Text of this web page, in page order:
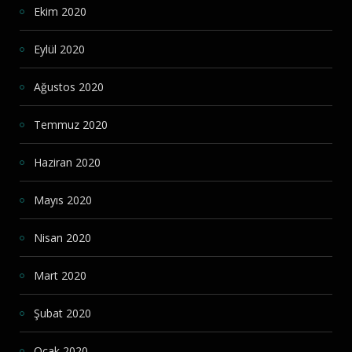
Ekim 2020
Eylül 2020
Ağustos 2020
Temmuz 2020
Haziran 2020
Mayıs 2020
Nisan 2020
Mart 2020
Şubat 2020